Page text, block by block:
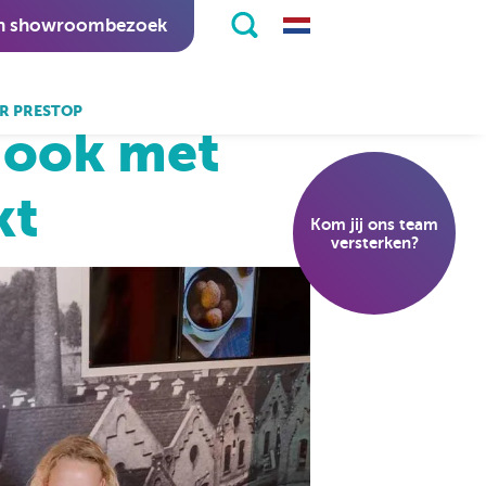
showroombezoek
ook:
software.
software.
PRESTOP
Kom jij ons team
versterken?
met